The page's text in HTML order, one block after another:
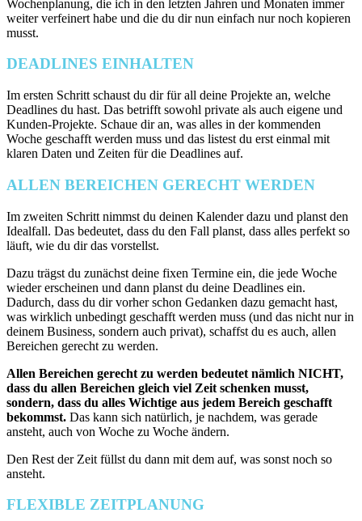
Wochenplanung, die ich in den letzten Jahren und Monaten immer
weiter verfeinert habe und die du dir nun einfach nur noch kopieren
musst.
DEADLINES EINHALTEN
Im ersten Schritt schaust du dir für all deine Projekte an, welche
Deadlines du hast. Das betrifft sowohl private als auch eigene und
Kunden-Projekte. Schaue dir an, was alles in der kommenden
Woche geschafft werden muss und das listest du erst einmal mit
klaren Daten und Zeiten für die Deadlines auf.
ALLEN BEREICHEN GERECHT WERDEN
Im zweiten Schritt nimmst du deinen Kalender dazu und planst den
Idealfall. Das bedeutet, dass du den Fall planst, dass alles perfekt so
läuft, wie du dir das vorstellst.
Dazu trägst du zunächst deine fixen Termine ein, die jede Woche
wieder erscheinen und dann planst du deine Deadlines ein.
Dadurch, dass du dir vorher schon Gedanken dazu gemacht hast,
was wirklich unbedingt geschafft werden muss (und das nicht nur in
deinem Business, sondern auch privat), schaffst du es auch, allen
Bereichen gerecht zu werden.
Allen Bereichen gerecht zu werden bedeutet nämlich NICHT,
dass du allen Bereichen gleich viel Zeit schenken musst,
sondern, dass du alles Wichtige aus jedem Bereich geschafft
bekommst. Das kann sich natürlich, je nachdem, was gerade
ansteht, auch von Woche zu Woche ändern.
Den Rest der Zeit füllst du dann mit dem auf, was sonst noch so
ansteht.
FLEXIBLE ZEITPLANUNG